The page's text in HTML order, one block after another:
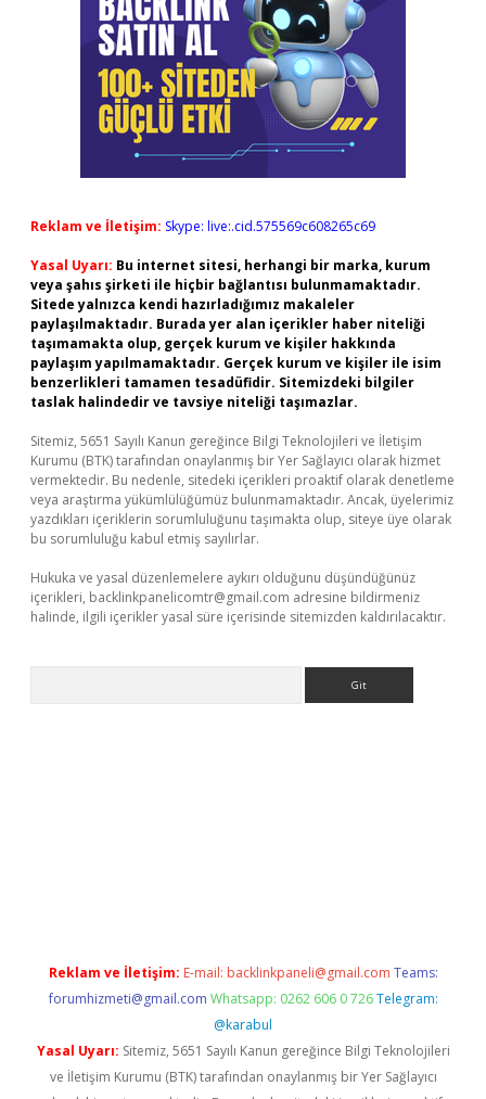
Reklam ve İletişim: Skype: live:.cid.575569c608265c69
Yasal Uyarı: Bu internet sitesi, herhangi bir marka, kurum
veya şahıs şirketi ile hiçbir bağlantısı bulunmamaktadır.
Sitede yalnızca kendi hazırladığımız makaleler
paylaşılmaktadır. Burada yer alan içerikler haber niteliği
taşımamakta olup, gerçek kurum ve kişiler hakkında
paylaşım yapılmamaktadır. Gerçek kurum ve kişiler ile isim
benzerlikleri tamamen tesadüfidir. Sitemizdeki bilgiler
taslak halindedir ve tavsiye niteliği taşımazlar.
Sitemiz, 5651 Sayılı Kanun gereğince Bilgi Teknolojileri ve İletişim
Kurumu (BTK) tarafından onaylanmış bir Yer Sağlayıcı olarak hizmet
vermektedir. Bu nedenle, sitedeki içerikleri proaktif olarak denetleme
veya araştırma yükümlülüğümüz bulunmamaktadır. Ancak, üyelerimiz
yazdıkları içeriklerin sorumluluğunu taşımakta olup, siteye üye olarak
bu sorumluluğu kabul etmiş sayılırlar.
Hukuka ve yasal düzenlemelere aykırı olduğunu düşündüğünüz
içerikleri, backlinkpanelicomtr@gmail.com adresine bildirmeniz
halinde, ilgili içerikler yasal süre içerisinde sitemizden kaldırılacaktır.
Reklam ve İletişim: E-mail: backlinkpaneli@gmail.com Teams:
forumhizmeti@gmail.com Whatsapp: 0262 606 0 726 Telegram:
@karabul
Yasal Uyarı: Sitemiz, 5651 Sayılı Kanun gereğince Bilgi Teknolojileri
ve İletişim Kurumu (BTK) tarafından onaylanmış bir Yer Sağlayıcı